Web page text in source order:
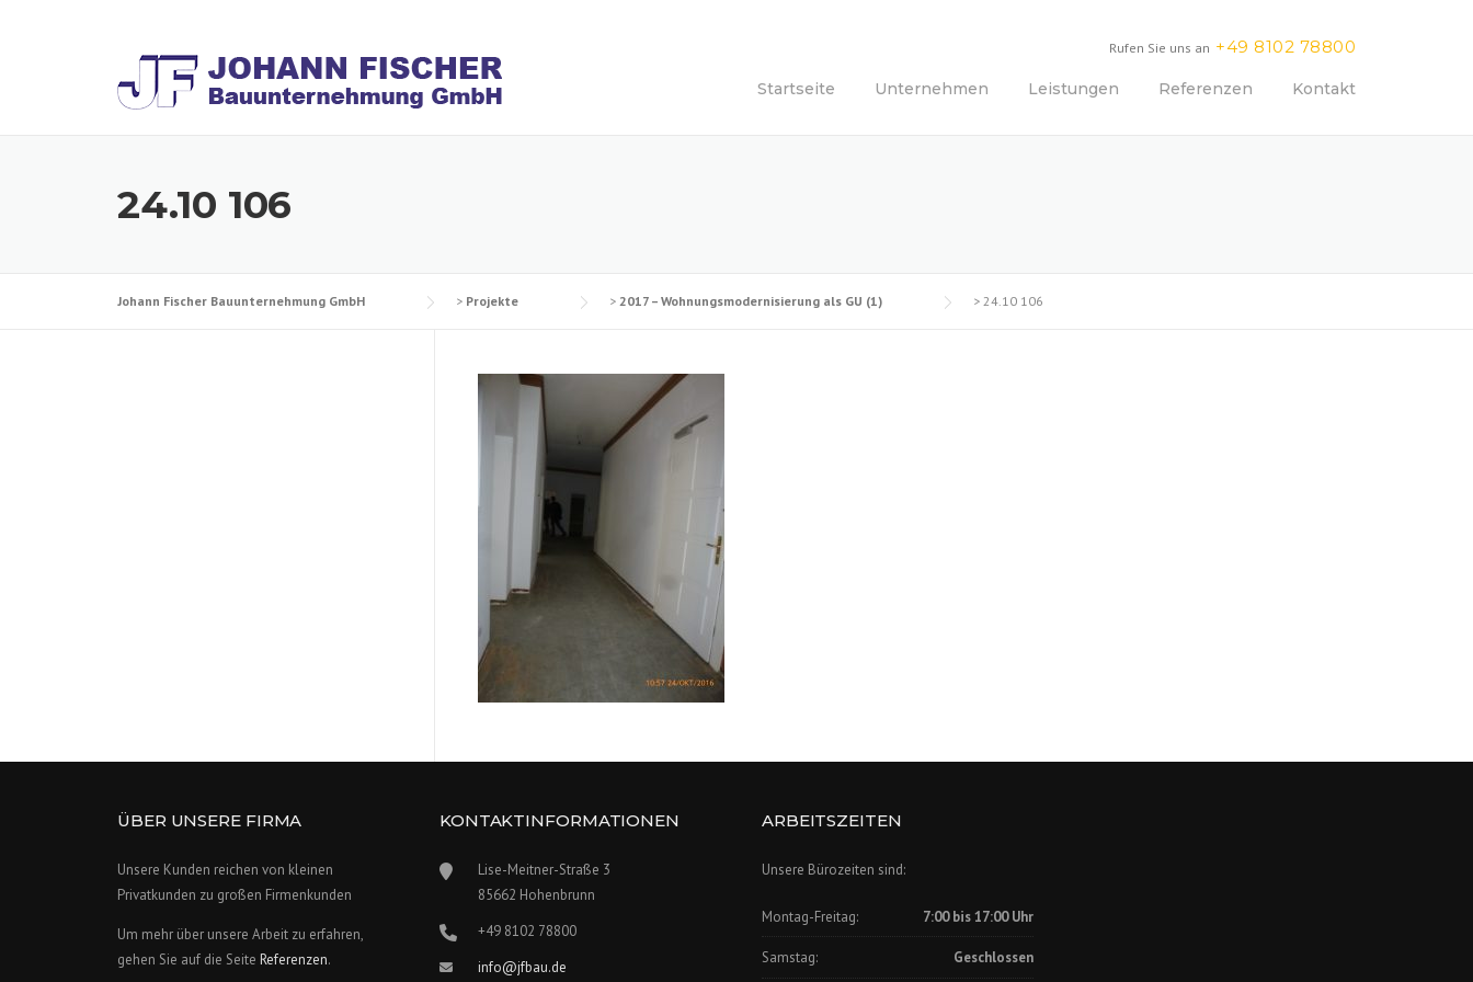
Rufen Sie uns an +49 8102 78800
Startseite Unternehmen Leistungen Referenzen Kontakt
24.10 106
Johann Fischer Bauunternehmung GmbH > Projekte > 2017 – Wohnungsmodernisierung als GU (1) > 24.10 106
ÜBER UNSERE FIRMA
Unsere Kunden reichen von kleinen
Privatkunden zu großen Firmenkunden
Um mehr über unsere Arbeit zu erfahren,
gehen Sie auf die Seite Referenzen.
KONTAKTINFORMATIONEN
Lise-Meitner-Straße 3
85662 Hohenbrunn
+49 8102 78800
info@jfbau.de
ARBEITSZEITEN
Unsere Bürozeiten sind:
Montag-Freitag: 7:00 bis 17:00 Uhr
Samstag: Geschlossen